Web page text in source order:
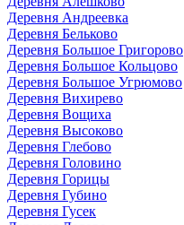
Деревня Андреевка
Деревня Бельково
Деревня Большое Григорово
Деревня Большое Кольцово
Деревня Большое Угрюмово
Деревня Вихирево
Деревня Вощиха
Деревня Высоково
Деревня Глебово
Деревня Головино
Деревня Горицы
Деревня Губино
Деревня Гусек